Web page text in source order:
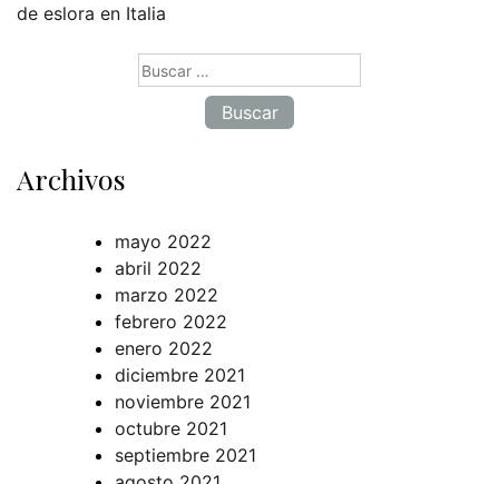
de eslora en Italia
Archivos
mayo 2022
abril 2022
marzo 2022
febrero 2022
enero 2022
diciembre 2021
noviembre 2021
octubre 2021
septiembre 2021